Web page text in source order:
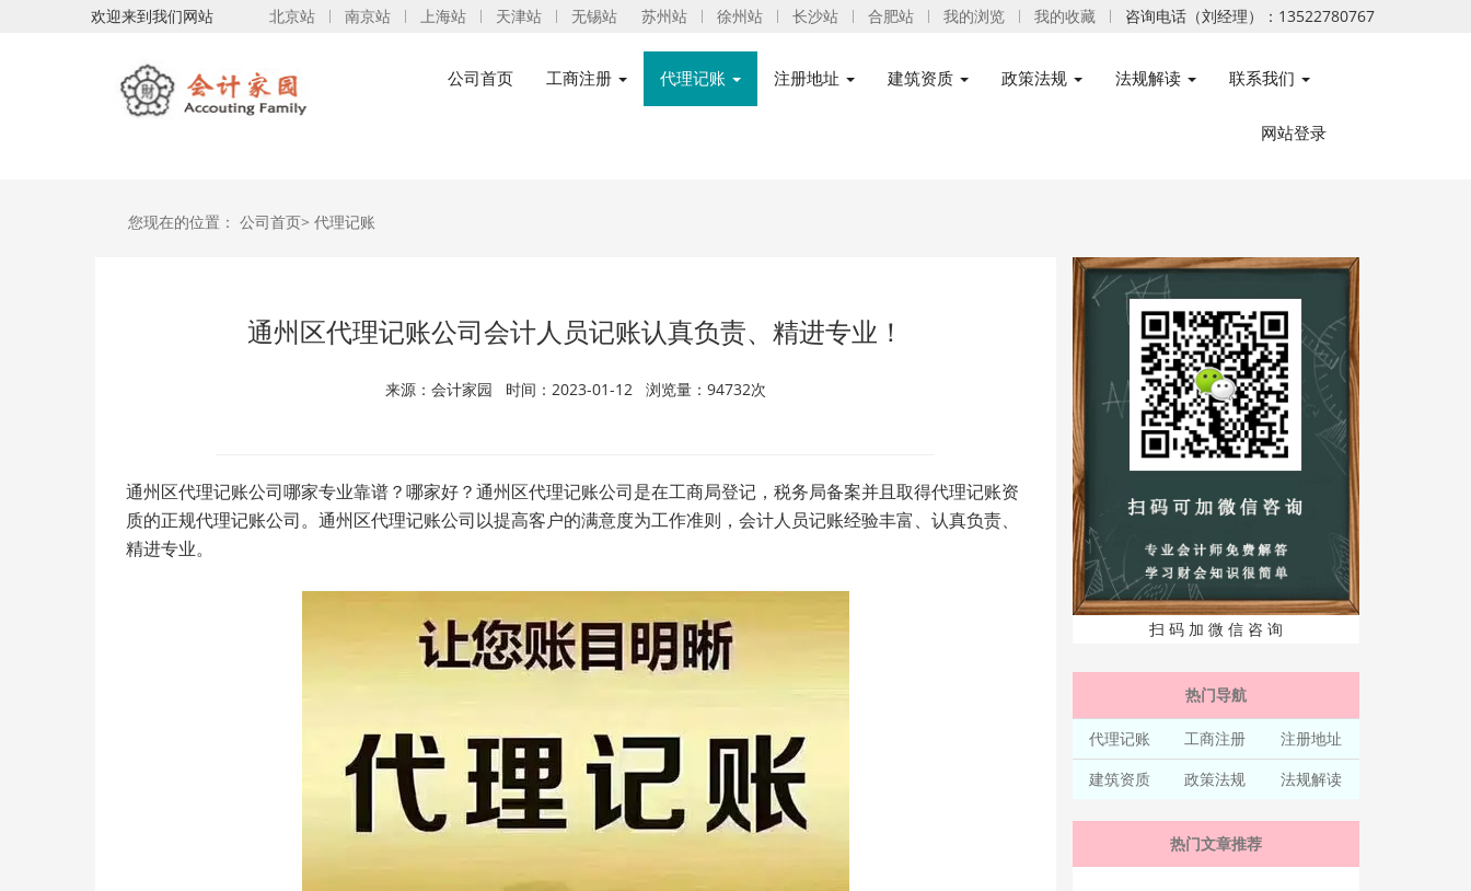
欢迎来到我们网站 北京站 南京站 上海站 天津站 无锡站 苏州站 徐州站 长沙站 合肥站 我的浏览 我的收藏 咨询电话（刘经理）：13522780767
公司首页 工商注册 代理记账 注册地址 建筑资质 政策法规 法规解读 联系我们
网站登录
您现在的位置： 公司首页> 代理记账
通州区代理记账公司会计人员记账认真负责、精进专业！
来源：会计家园 时间：2023-01-12 浏览量：94732次
通州区代理记账公司哪家专业靠谱？哪家好？通州区代理记账公司是在工商局登记，税务局备案并且取得代理记账资
质的正规代理记账公司。通州区代理记账公司以提高客户的满意度为工作准则，会计人员记账经验丰富、认真负责、
精进专业。
扫 码 加 微 信 咨 询
热门导航
代理记账 工商注册
注册地址
建筑资质
政策法规 法规解读
热门文章推荐